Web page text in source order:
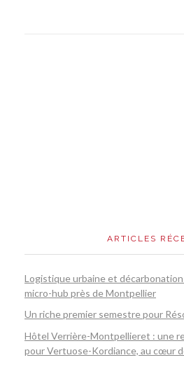
ARTICLES
Logistique urbaine et décarbonation
micro-hub près de Montpellier
Un riche premier semestre pour
Hôtel Verrière-Montpellieret : une
pour Vertuose-Kordiance, au cœur